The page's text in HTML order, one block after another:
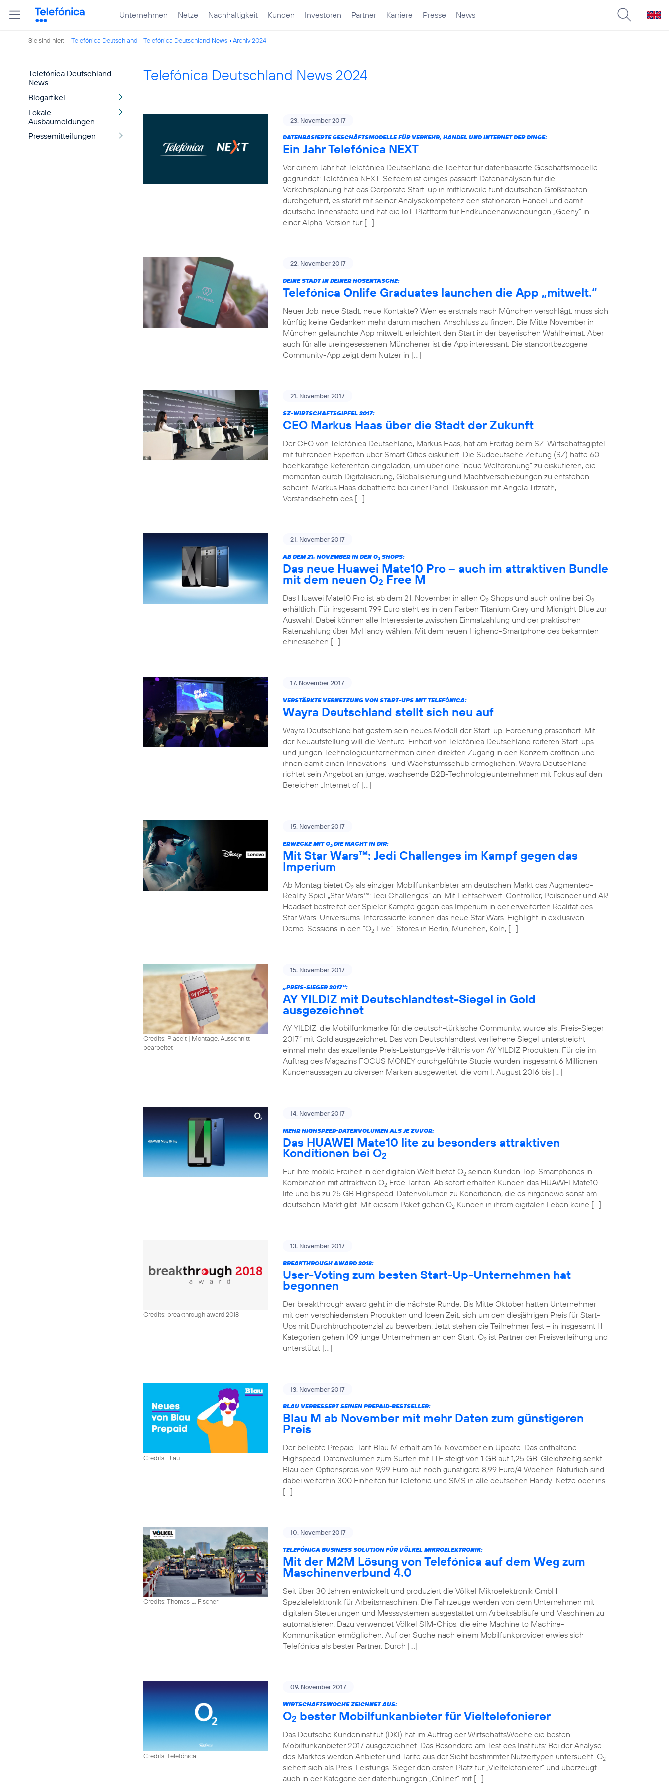
Unternehmen Netze Nachhaltigkeit Kunden Investoren Partner Karriere Presse News
Sie sind hier: Telefónica Deutschland Telefónica Deutschland News Archiv 2024
Telefónica Deutschland
News
Blogartikel
Lokale
Ausbaumeldungen
Pressemitteilungen
Telefónica Deutschland News 2024
23. November 2017
DATENBASIERTE GESCHÄFTSMODELLE FÜR VERKEHR, HANDEL UND INTERNET DER DINGE:
Ein Jahr Telefónica NEXT
Vor einem Jahr hat Telefónica Deutschland die Tochter für datenbasierte Geschäftsmodelle
gegründet: Telefónica NEXT. Seitdem ist einiges passiert: Datenanalysen für die
Verkehrsplanung hat das Corporate Start-up in mittlerweile fünf deutschen Großstädten
durchgeführt, es stärkt mit seiner Analysekompetenz den stationären Handel und damit
deutsche Innenstädte und hat die IoT-Plattform für Endkundenanwendungen „Geeny“ in
einer Alpha-Version für […]
22. November 2017
DEINE STADT IN DEINER HOSENTASCHE:
Telefónica Onlife Graduates launchen die App „mitwelt.“
Neuer Job, neue Stadt, neue Kontakte? Wen es erstmals nach München verschlägt, muss sich
künftig keine Gedanken mehr darum machen, Anschluss zu finden. Die Mitte November in
München gelaunchte App mitwelt. erleichtert den Start in der bayerischen Wahlheimat. Aber
auch für alle ureingesessenen Münchener ist die App interessant. Die standortbezogene
Community-App zeigt dem Nutzer in […]
21. November 2017
SZ-WIRTSCHAFTSGIPFEL 2017:
CEO Markus Haas über die Stadt der Zukunft
Der CEO von Telefónica Deutschland, Markus Haas, hat am Freitag beim SZ-Wirtschaftsgipfel
mit führenden Experten über Smart Cities diskutiert. Die Süddeutsche Zeitung (SZ) hatte 60
hochkarätige Referenten eingeladen, um über eine “neue Weltordnung” zu diskutieren, die
momentan durch Digitalisierung, Globalisierung und Machtverschiebungen zu entstehen
scheint. Markus Haas debattierte bei einer Panel-Diskussion mit Angela Titzrath,
Vorstandschefin des […]
21. November 2017
AB DEM 21. NOVEMBER IN DEN O2 SHOPS:
Das neue Huawei Mate10 Pro – auch im attraktiven Bundle
mit dem neuen O2 Free M
Das Huawei Mate10 Pro ist ab dem 21. November in allen O2 Shops und auch online bei O2
erhältlich. Für insgesamt 799 Euro steht es in den Farben Titanium Grey und Midnight Blue zur
Auswahl. Dabei können alle Interessierte zwischen Einmalzahlung und der praktischen
Ratenzahlung über MyHandy wählen. Mit dem neuen Highend-Smartphone des bekannten
chinesischen […]
17. November 2017
VERSTÄRKTE VERNETZUNG VON START-UPS MIT TELEFÓNICA:
Wayra Deutschland stellt sich neu auf
Wayra Deutschland hat gestern sein neues Modell der Start-up-Förderung präsentiert. Mit
der Neuaufstellung will die Venture-Einheit von Telefónica Deutschland reiferen Start-ups
und jungen Technologieunternehmen einen direkten Zugang in den Konzern eröffnen und
ihnen damit einen Innovations- und Wachstumsschub ermöglichen. Wayra Deutschland
richtet sein Angebot an junge, wachsende B2B-Technologieunternehmen mit Fokus auf den
Bereichen „Internet of […]
15. November 2017
ERWECKE MIT O2 DIE MACHT IN DIR:
Mit Star Wars™: Jedi Challenges im Kampf gegen das
Imperium
Ab Montag bietet O2 als einziger Mobilfunkanbieter am deutschen Markt das Augmented-
Reality Spiel „Star Wars™: Jedi Challenges“ an. Mit Lichtschwert-Controller, Peilsender und AR
Headset bestreitet der Spieler Kämpfe gegen das Imperium in der erweiterten Realität des
Star Wars-Universums. Interessierte können das neue Star Wars-Highlight in exklusiven
Demo-Sessions in den “O2 Live“-Stores in Berlin, München, Köln, […]
Credits: Placeit | Montage, Ausschnitt
bearbeitet
15. November 2017
„PREIS-SIEGER 2017“:
AY YILDIZ mit Deutschlandtest-Siegel in Gold
ausgezeichnet
AY YILDIZ, die Mobilfunkmarke für die deutsch-türkische Community, wurde als „Preis-Sieger
2017“ mit Gold ausgezeichnet. Das von Deutschlandtest verliehene Siegel unterstreicht
einmal mehr das exzellente Preis-Leistungs-Verhältnis von AY YILDIZ Produkten. Für die im
Auftrag des Magazins FOCUS MONEY durchgeführte Studie wurden insgesamt 6 Millionen
Kundenaussagen zu diversen Marken ausgewertet, die vom 1. August 2016 bis […]
14. November 2017
MEHR HIGHSPEED-DATENVOLUMEN ALS JE ZUVOR:
Das HUAWEI Mate10 lite zu besonders attraktiven
Konditionen bei O2
Für ihre mobile Freiheit in der digitalen Welt bietet O2 seinen Kunden Top-Smartphones in
Kombination mit attraktiven O2 Free Tarifen. Ab sofort erhalten Kunden das HUAWEI Mate10
lite und bis zu 25 GB Highspeed-Datenvolumen zu Konditionen, die es nirgendwo sonst am
deutschen Markt gibt. Mit diesem Paket gehen O2 Kunden in ihrem digitalen Leben keine […]
Credits: breakthrough award 2018
13. November 2017
BREAKTHROUGH AWARD 2018:
User-Voting zum besten Start-Up-Unternehmen hat
begonnen
Der breakthrough award geht in die nächste Runde. Bis Mitte Oktober hatten Unternehmer
mit den verschiedensten Produkten und Ideen Zeit, sich um den diesjährigen Preis für Start-
Ups mit Durchbruchpotenzial zu bewerben. Jetzt stehen die Teilnehmer fest – in insgesamt 11
Kategorien gehen 109 junge Unternehmen an den Start. O2 ist Partner der Preisverleihung und
unterstützt […]
Credits: Blau
13. November 2017
BLAU VERBESSERT SEINEN PREPAID-BESTSELLER:
Blau M ab November mit mehr Daten zum günstigeren
Preis
Der beliebte Prepaid-Tarif Blau M erhält am 16. November ein Update. Das enthaltene
Highspeed-Datenvolumen zum Surfen mit LTE steigt von 1 GB auf 1,25 GB. Gleichzeitig senkt
Blau den Optionspreis von 9,99 Euro auf noch günstigere 8,99 Euro/4 Wochen. Natürlich sind
dabei weiterhin 300 Einheiten für Telefonie und SMS in alle deutschen Handy-Netze oder ins
[…]
Credits: Thomas L. Fischer
10. November 2017
TELEFÓNICA BUSINESS SOLUTION FÜR VÖLKEL MIKROELEKTRONIK:
Mit der M2M Lösung von Telefónica auf dem Weg zum
Maschinenverbund 4.0
Seit über 30 Jahren entwickelt und produziert die Völkel Mikroelektronik GmbH
Spezialelektronik für Arbeitsmaschinen. Die Fahrzeuge werden von dem Unternehmen mit
digitalen Steuerungen und Messsystemen ausgestattet um Arbeitsabläufe und Maschinen zu
automatisieren. Dazu verwendet Völkel SIM-Chips, die eine Machine to Machine-
Kommunikation ermöglichen. Auf der Suche nach einem Mobilfunkprovider erwies sich
Telefónica als bester Partner. Durch […]
Credits: Telefónica
09. November 2017
WIRTSCHAFTSWOCHE ZEICHNET AUS:
O2 bester Mobilfunkanbieter für Vieltelefonierer
Das Deutsche Kundeninstitut (DKI) hat im Auftrag der WirtschaftsWoche die besten
Mobilfunkanbieter 2017 ausgezeichnet. Das Besondere am Test des Instituts: Bei der Analyse
des Marktes werden Anbieter und Tarife aus der Sicht bestimmter Nutzertypen untersucht. O2
sichert sich als Preis-Leistungs-Sieger den ersten Platz für „Vieltelefonierer“ und überzeugt
auch in der Kategorie der datenhungrigen „Onliner“ mit […]